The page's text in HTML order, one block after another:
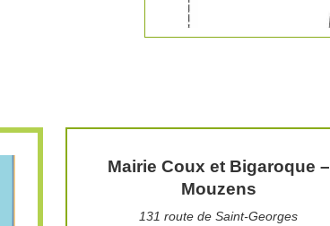
KIOSQUE A PIZZA
Mairie Coux et Bigaroque –
Mouzens
131 route de Saint-Georges